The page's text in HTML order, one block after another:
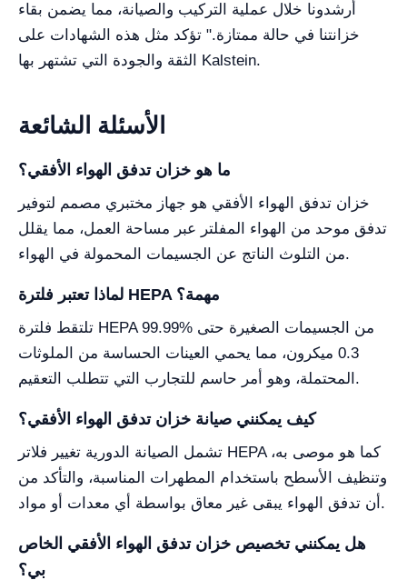
أرشدونا خلال عملية التركيب والصيانة، مما يضمن بقاء
خزانتنا في حالة ممتازة." تؤكد مثل هذه الشهادات على
الثقة والجودة التي تشتهر بها Kalstein.
الأسئلة الشائعة
ما هو خزان تدفق الهواء الأفقي؟
خزان تدفق الهواء الأفقي هو جهاز مختبري مصمم لتوفير
تدفق موحد من الهواء المفلتر عبر مساحة العمل، مما يقلل
من التلوث الناتج عن الجسيمات المحمولة في الهواء.
لماذا تعتبر فلترة HEPA مهمة؟
تلتقط فلترة HEPA 99.99% من الجسيمات الصغيرة حتى
0.3 ميكرون، مما يحمي العينات الحساسة من الملوثات
المحتملة، وهو أمر حاسم للتجارب التي تتطلب التعقيم.
كيف يمكنني صيانة خزان تدفق الهواء الأفقي؟
تشمل الصيانة الدورية تغيير فلاتر HEPA كما هو موصى به،
وتنظيف الأسطح باستخدام المطهرات المناسبة، والتأكد من
أن تدفق الهواء يبقى غير معاق بواسطة أي معدات أو مواد.
هل يمكنني تخصيص خزان تدفق الهواء الأفقي الخاص
بي؟